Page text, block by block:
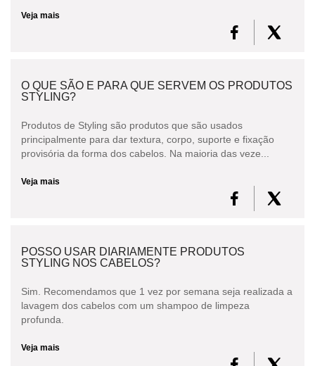
Veja mais
O QUE SÃO E PARA QUE SERVEM OS PRODUTOS
STYLING?
Produtos de Styling são produtos que são usados
principalmente para dar textura, corpo, suporte e fixação
provisória da forma dos cabelos. Na maioria das veze...
Veja mais
POSSO USAR DIARIAMENTE PRODUTOS
STYLING NOS CABELOS?
Sim. Recomendamos que 1 vez por semana seja realizada a
lavagem dos cabelos com um shampoo de limpeza
profunda.
Veja mais